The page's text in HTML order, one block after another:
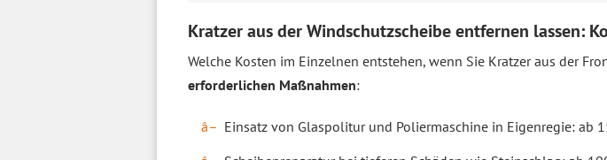
Kratzer aus der Windschutzscheibe entfernen lassen:
Welche Kosten im Einzelnen entstehen, wenn Sie Kratzer aus der
erforderlichen Maßnahmen:
Einsatz von Glaspolitur und Poliermaschine in Eigenregie: ab